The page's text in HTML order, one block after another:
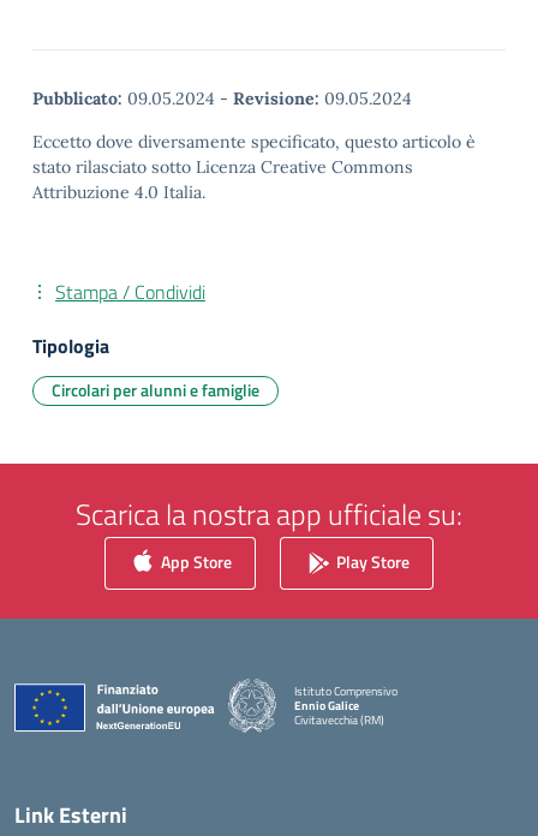
Pubblicato: 09.05.2024 - Revisione: 09.05.2024
Eccetto dove diversamente specificato, questo articolo è
stato rilasciato sotto Licenza Creative Commons
Attribuzione 4.0 Italia.
Stampa / Condividi
Tipologia
Circolari per alunni e famiglie
Scarica la nostra app ufficiale su:
App Store Play Store
Istituto Comprensivo
Ennio Galice
Civitavecchia (RM)
Link Esterni